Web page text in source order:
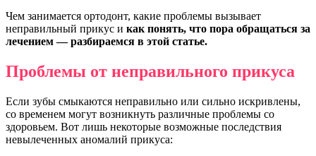
Чем занимается ортодонт, какие проблемы вызывает
неправильный прикус и как понять, что пора обращаться за
лечением — разбираемся в этой статье.
Проблемы от неправильного прикуса
Если зубы смыкаются неправильно или сильно искривлены,
со временем могут возникнуть различные проблемы со
здоровьем. Вот лишь некоторые возможные последствия
невылеченных аномалий прикуса: